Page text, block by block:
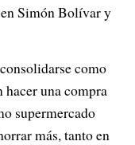
Simón Bolívar y
como
hacer una compra
supermercado
más, tanto en